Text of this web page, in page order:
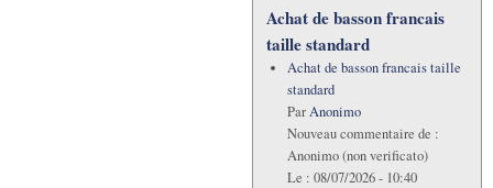
Achat de basson francais
taille standard
Achat de basson francais taille
standard
ParAnonimo
Nouveau commentaire de :
Anonimo (non verificato)
Le : 08/07/2026 - 10:40